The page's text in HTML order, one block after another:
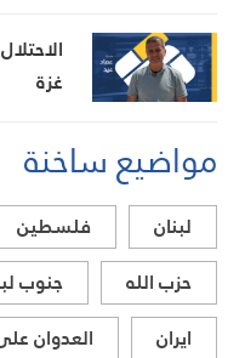
غزة
مواضيع ساخنة
لبنان فلسطين
حزب الله
جنوب
ايران
العدوان